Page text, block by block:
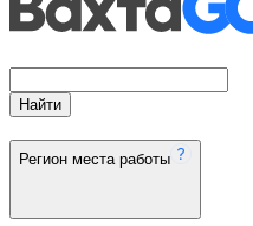
Найти
Регион места работы